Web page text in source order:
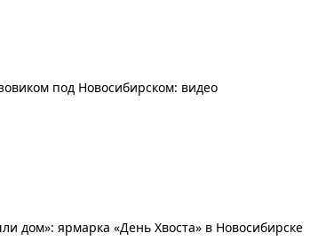
под Новосибирском: видео
дом»: ярмарка «День Хвоста» в Новосибирске